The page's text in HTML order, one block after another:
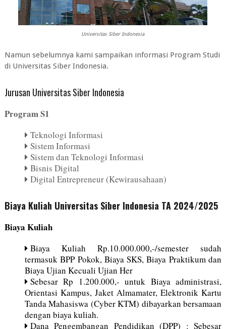
Universitas Siber Indonesia
Namun sebelumnya kami sampaikan informasi Program Studi
di Universitas Siber Indonesia.
Jurusan Universitas Siber Indonesia
Program S1
Teknologi Informasi
Sistem Informasi
Sistem dan Teknologi Informasi
Bisnis Digital
Digital Entrepreneur (Kewirausahaan)
Biaya Kuliah Universitas Siber Indonesia TA 2024/2025
Biaya Kuliah
Biaya Kuliah Rp.10.000.000,-/semester sudah
termasuk BPP Pokok, Biaya SKS, Biaya Praktikum dan
Biaya Ujian Kecuali Ujian Her
Sebesar Rp 1.200.000,- untuk Biaya administrasi,
Orientasi Kampus, Jaket Almamater, Elektronik Kartu
Tanda Mahasiswa (Cyber KTM) dibayarkan bersamaan
dengan biaya kuliah.
Dana Pengembangan Pendidikan (DPP) : Sebesar